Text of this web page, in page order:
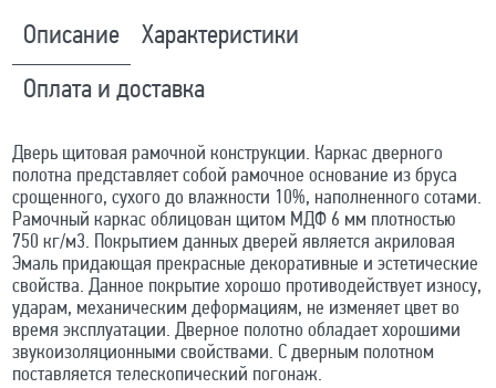
Описание Характеристики
Оплата и доставка
Дверь щитовая рамочной конструкции. Каркас дверного
полотна представляет собой рамочное основание из бруса
срощенного, сухого до влажности 10%, наполненного сотами.
Рамочный каркас облицован щитом МДФ 6 мм плотностью
750 кг/м3. Покрытием данных дверей является акриловая
Эмаль придающая прекрасные декоративные и эстетические
свойства. Данное покрытие хорошо противодействует износу,
ударам, механическим деформациям, не изменяет цвет во
время эксплуатации. Дверное полотно обладает хорошими
звукоизоляционными свойствами. С дверным полотном
поставляется телескопический погонаж.